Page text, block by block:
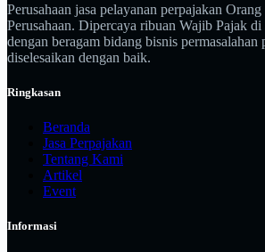
Perusahaan jasa pelayanan perpajakan
Perusahaan. Dipercaya ribuan Wajib Pajak
dengan beragam bidang bisnis permasalahan
diselesaikan dengan baik.
Ringkasan
Beranda
Jasa Perpajakan
Tentang Kami
Artikel
Event
Informasi